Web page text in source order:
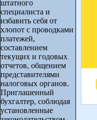
штатного
специалиста и
избавить себя от
хлопот с проводками
платежей,
составлением
текущих и годовых
отчетов, общением
представителями
налоговых органов.
Приглашенный
бухгалтер, соблюдая
установленные